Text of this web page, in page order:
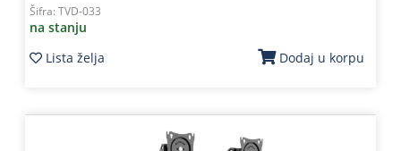
Šifra: TVD-033
na stanju
Lista želja
Dodaj u korpu